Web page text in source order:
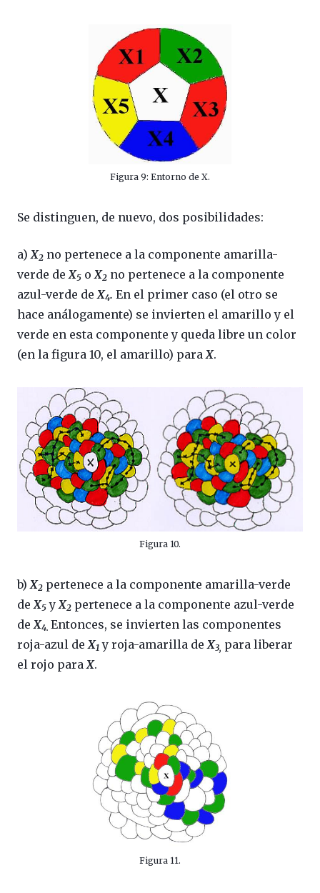
Figura 9: Entorno de X.
Se distinguen, de nuevo, dos posibilidades:
a) X2 no pertenece a la componente amarilla-
verde de X5 o X2 no pertenece a la componente
azul-verde de X4. En el primer caso (el otro se
hace análogamente) se invierten el amarillo y el
verde en esta componente y queda libre un color
(en la figura 10, el amarillo) para X.
Figura 10.
b)X2 pertenece a la componente amarilla-verde
deX5 yX2 pertenece a la componente azul-verde
deX4. Entonces, se invierten las componentes
roja-azul deX1 y roja-amarilla deX3, para liberar
el rojo paraX.
Figura 11.